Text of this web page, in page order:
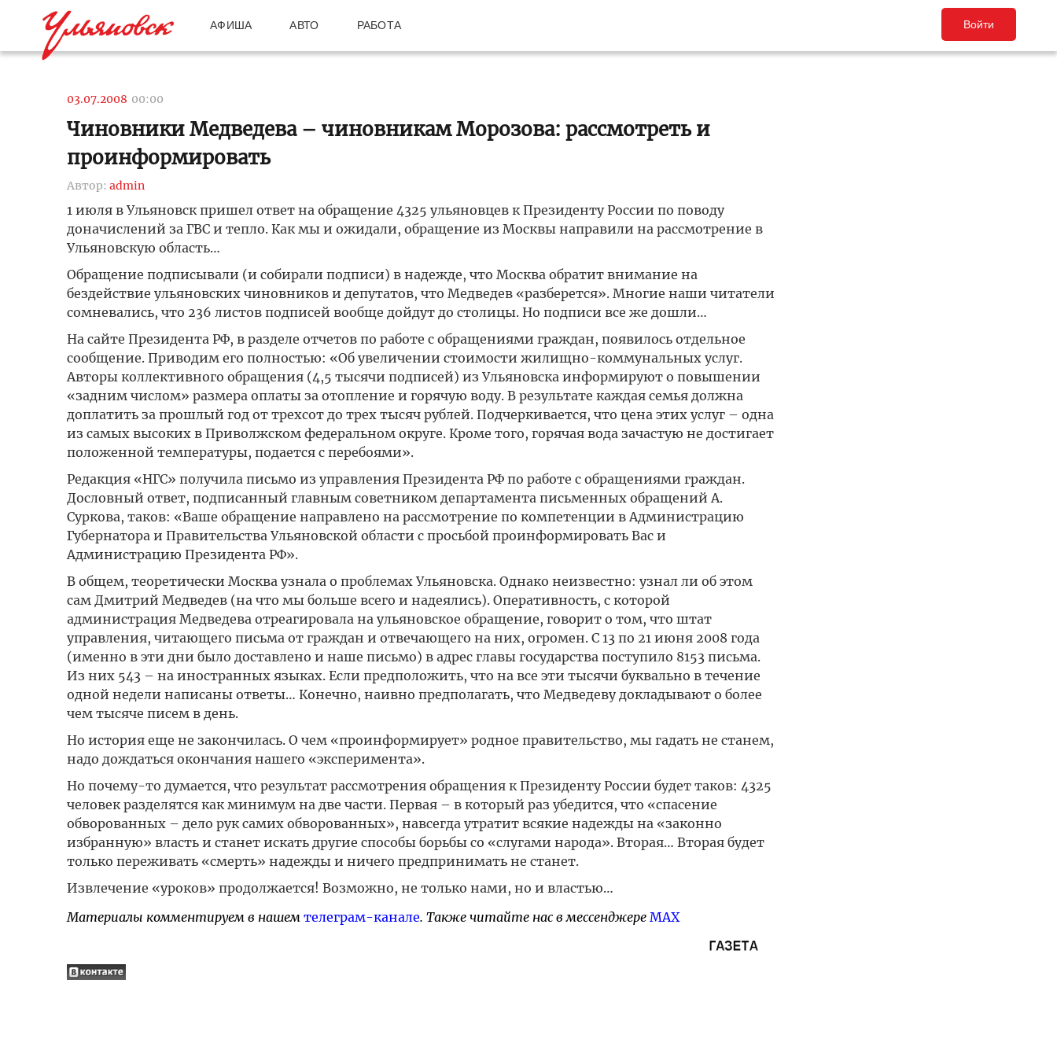
АФИША АВТО РАБОТА Войти
03.07.2008 00:00
Чиновники Медведева – чиновникам Морозова: рассмотреть и
проинформировать
Автор: admin
1 июля в Ульяновск пришел ответ на обращение 4325 ульяновцев к Президенту России по поводу
доначислений за ГВС и тепло. Как мы и ожидали, обращение из Москвы направили на рассмотрение в
Ульяновскую область…
Обращение подписывали (и собирали подписи) в надежде, что Москва обратит внимание на
бездействие ульяновских чиновников и депутатов, что Медведев «разберется». Многие наши читатели
сомневались, что 236 листов подписей вообще дойдут до столицы. Но подписи все же дошли…
На сайте Президента РФ, в разделе отчетов по работе с обращениями граждан, появилось отдельное
сообщение. Приводим его полностью: «Об увеличении стоимости жилищно-коммунальных услуг.
Авторы коллективного обращения (4,5 тысячи подписей) из Ульяновска информируют о повышении
«задним числом» размера оплаты за отопление и горячую воду. В результате каждая семья должна
доплатить за прошлый год от трехсот до трех тысяч рублей. Подчеркивается, что цена этих услуг – одна
из самых высоких в Приволжском федеральном округе. Кроме того, горячая вода зачастую не достигает
положенной температуры, подается с перебоями».
Редакция «НГС» получила письмо из управления Президента РФ по работе с обращениями граждан.
Дословный ответ, подписанный главным советником департамента письменных обращений А.
Суркова, таков: «Ваше обращение направлено на рассмотрение по компетенции в Администрацию
Губернатора и Правительства Ульяновской области с просьбой проинформировать Вас и
Администрацию Президента РФ».
В общем, теоретически Москва узнала о проблемах Ульяновска. Однако неизвестно: узнал ли об этом
сам Дмитрий Медведев (на что мы больше всего и надеялись). Оперативность, с которой
администрация Медведева отреагировала на ульяновское обращение, говорит о том, что штат
управления, читающего письма от граждан и отвечающего на них, огромен. С 13 по 21 июня 2008 года
(именно в эти дни было доставлено и наше письмо) в адрес главы государства поступило 8153 письма.
Из них 543 – на иностранных языках. Если предположить, что на все эти тысячи буквально в течение
одной недели написаны ответы… Конечно, наивно предполагать, что Медведеву докладывают о более
чем тысяче писем в день.
Но история еще не закончилась. О чем «проинформирует» родное правительство, мы гадать не станем,
надо дождаться окончания нашего «эксперимента».
Но почему-то думается, что результат рассмотрения обращения к Президенту России будет таков: 4325
человек разделятся как минимум на две части. Первая – в который раз убедится, что «спасение
обворованных – дело рук самих обворованных», навсегда утратит всякие надежды на «законно
избранную» власть и станет искать другие способы борьбы со «слугами народа». Вторая… Вторая будет
только переживать «смерть» надежды и ничего предпринимать не станет.
Извлечение «уроков» продолжается! Возможно, не только нами, но и властью…
Материалы комментируем в нашем телеграм-канале. Также читайте нас в мессенджере MAX